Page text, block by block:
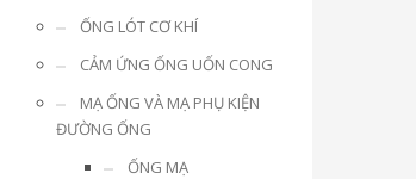
ỐNG LÓT CƠ KHÍ
CẢM ỨNG ỐNG UỐN CONG
MẠ ỐNG VÀ MẠ PHỤ KIỆN
ĐƯỜNG ỐNG
ỐNG MẠ